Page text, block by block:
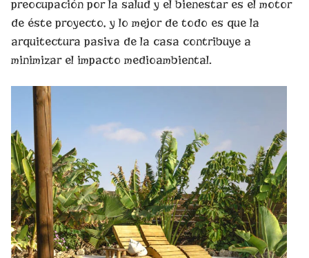
preocupación por la salud y el bienestar es el motor
de éste proyecto, y lo mejor de todo es que la
arquitectura pasiva de la casa contribuye a
minimizar el impacto medioambiental.